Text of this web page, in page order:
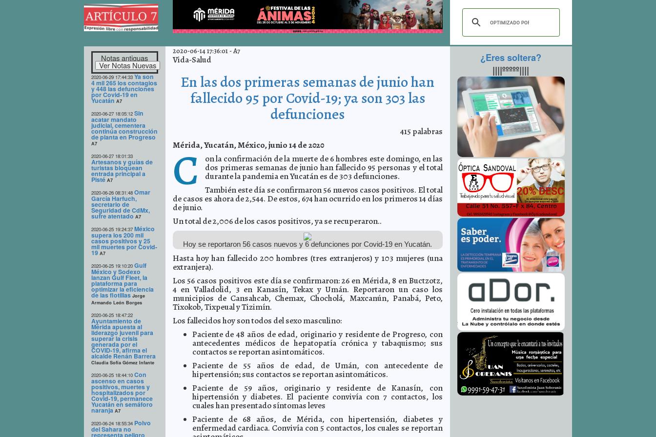
Notas antiguas
2020-06-29 17:44:33 Ya son
4 mil 265 los contagios
y 448 las defunciones
por Covid-19 en
Yucatán A7
2020-06-27 18:05:12 Sin
acatar mandato
judicial, cementera
continúa construcción
de planta en Progreso
A7
2020-06-27 18:01:33
Artesanos y guías de
turistas bloquean
entrada principal a
Pisté A7
2020-06-26 08:31:48 Omar
García Harfuch,
secretario de
Seguridad de CdMx,
sufre atentado A7
2020-06-25 19:24:37 México
supera los 200 mil
casos positivos y 25
mil muertes por Covid-
19 A7
2020-06-25 19:10:20 Gulf
México y Sodexo
lanzan Gulf Fleet, la
plataforma para
optimizar la eficiencia
de las flotillas Jorge
Armando León Borges
2020-06-25 18:47:22
Ayuntamiento de
Mérida apuesta al
liderazgo juvenil para
superar la crisis
generada por el
COVID-19, afirma el
alcalde Renán Barrera
Claudia Sofía Gómez Infante
2020-06-25 18:44:10 Con
ascenso en casos
positivos, muertes y
hospitalizados por
Covid-19, permanece
Yucatán en semáforo
naranja A7
2020-06-24 18:55:34 Polvo
del Sahara no
representa peligro
2020-06-14 17:36:01-A7
Vida-Salud
En las dos primeras semanas de junio han
fallecido 95 por Covid-19; ya son 303 las
defunciones
415 palabras
Mérida, Yucatán, México, junio 14 de 2020
C on la confirmación de la muerte de 6 hombres este domingo, en las
dos primeras semanas de junio han fallecido 95 personas y el total
durante la pandemia en Yucatán es de 303 defunciones.
También este día se confirmaron 56 nuevos casos positivos. El total
de casos es ahora de 2,544. De estos, 674 han ocurrido en los primeros 14 días
de junio.
Un total de 2,006 de los casos positivos, ya se recuperaron..
Hoy se reportaron 56 casos nuevos y 6 defunciones por Covid-19 en Yucatán.
Hasta hoy han fallecido 200 hombres (tres extranjeros) y 103 mujeres (una
extranjera).
Los 56 casos positivos este día se confirmaron: 26 en Mérida, 8 en Buctzotz,
4 en Valladolid, 3 en Kanasín, Tekax y Umán. Reportaron un caso los
municipios de Cansahcab, Chemax, Chocholá, Maxcanún, Panabá, Peto,
Tixokob, Tixpeual y Tizimín.
Los fallecidos hoy son todos del sexo masculino:
Paciente de 48 años de edad, originario y residente de Progreso, con
antecedentes médicos de hepatopatía crónica y tabaquismo; sus
contactos se reportan asintomáticos.
Paciente de 55 años de edad, de Umán, con antecedente de
hipertensión; sus contactos se reportan asintomáticos.
Paciente de 59 años, originario y residente de Kanasín, con
hipertensión y diabetes. El paciente convivía con 7 contactos, los
cuales han presentado síntomas leves
Paciente de 68 años, de Mérida, con hipertensión, diabetes y
enfermedad cardiaca. Convivía con 5 contactos, los cuales se reportan
¿Eres soltera?
||||ººººº||||